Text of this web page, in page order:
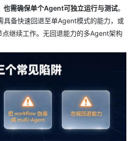
也需确保单个Agent可独立运行与测试。
具备快速回退至单Agent模式的能力，或
继续工作。无回退能力的多Agent架构